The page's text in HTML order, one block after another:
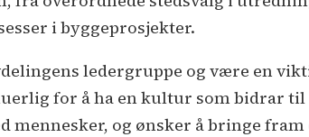
i byggeprosjekter.
ledergruppe og være en
for å ha en kultur som bidrar til
mennesker, og ønsker å bringe